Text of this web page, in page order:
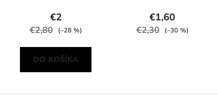
€2
€2,80 (–28 %)
DO KOŠÍKA
€1,60
€2,30 (–30 %)